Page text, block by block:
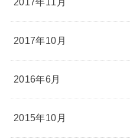
2017年10月
2016年6月
2015年10月